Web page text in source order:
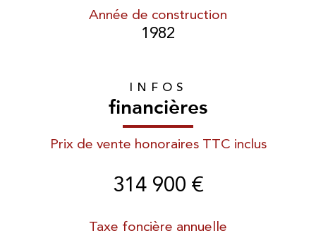
Année de construction
1982
INFOS
financières
Prix de vente honoraires TTC inclus
314 900 €
Taxe foncière annuelle